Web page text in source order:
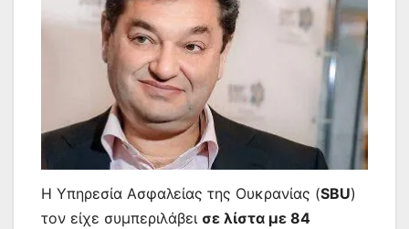
Η Υπηρεσία Ασφαλείας της Ουκρανίας (SBU)
τον είχε συμπεριλάβει σε λίστα με 84